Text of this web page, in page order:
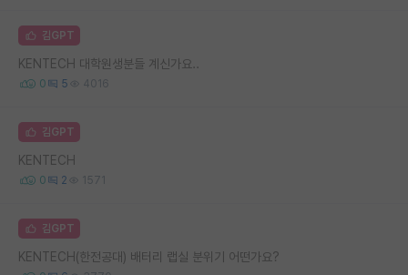
김GPT
KENTECH 대학원생분들 계신가요..
0 5 4016
김GPT
KENTECH
0 2 1571
김GPT
KENTECH(한전공대) 배터리 랩실 분위기 어떤가요?